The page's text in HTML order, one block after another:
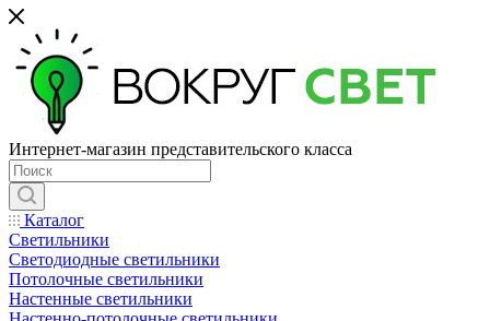
Интернет-магазин представительского класса
Каталог
Светильники
Светодиодные светильники
Потолочные светильники
Настенные светильники